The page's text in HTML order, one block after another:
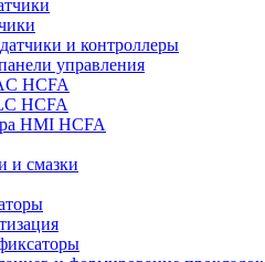
и контроллеры
управления
HCFA
HCFA
HMI HCFA
и смазки